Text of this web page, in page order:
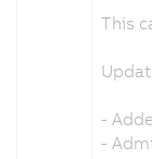
This
-
-